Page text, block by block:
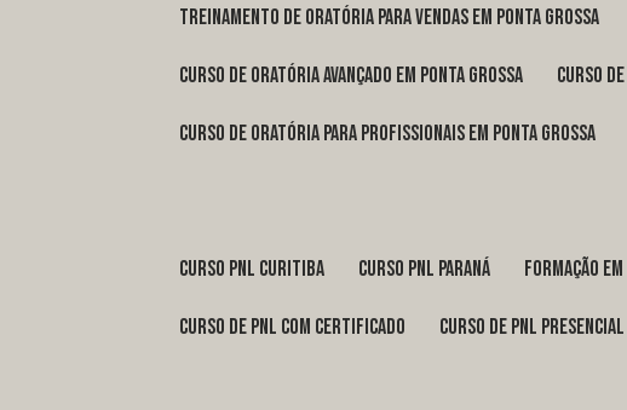
treinamento de oratória para vendas em Ponta Grossa
curso de oratória avançado em Ponta Grossa curso
curso de oratória para profissionais em Ponta Grossa
curso pnl Curitiba curso pnl Paraná formação
curso de pnl com certificado curso de pnl presencial